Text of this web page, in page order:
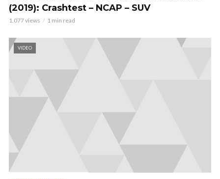
(2019): Crashtest – NCAP – SUV
1.077 views 1 min read
VIDEO